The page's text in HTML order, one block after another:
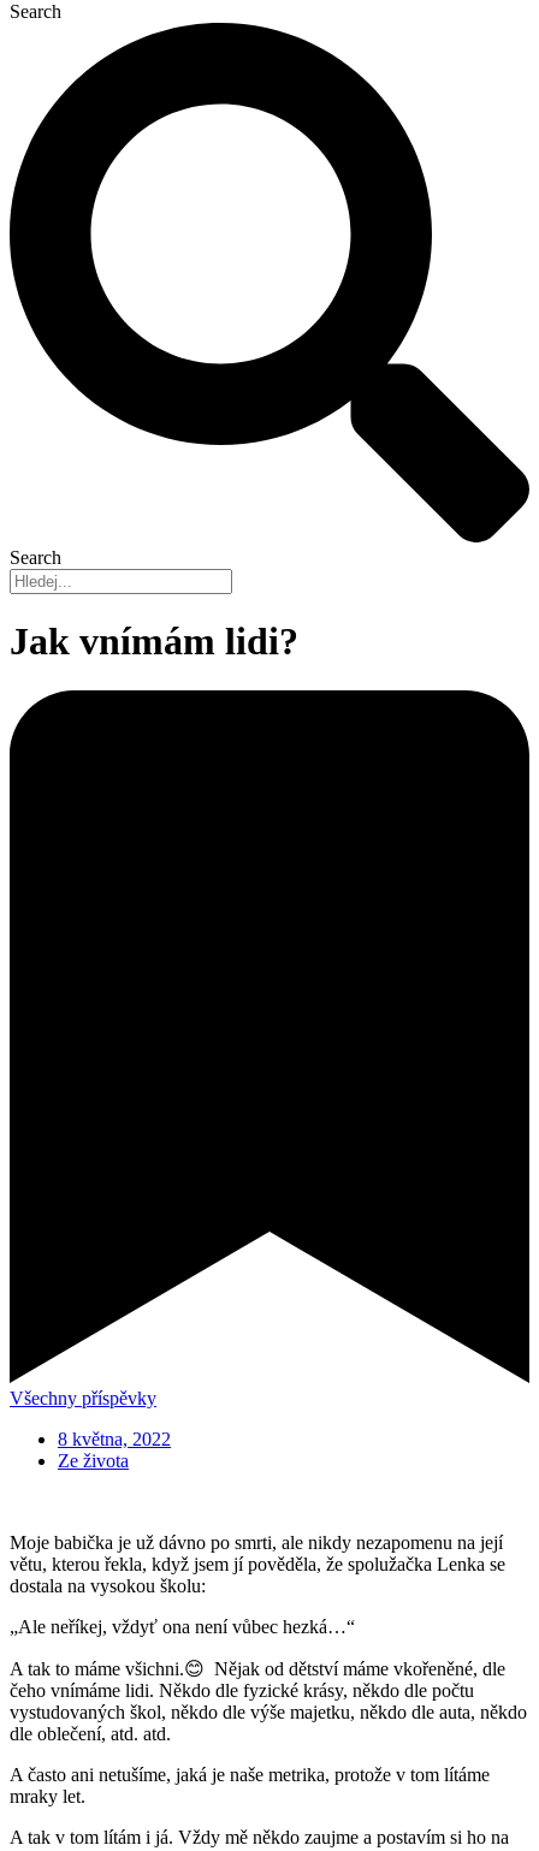
Search
Search
Jak vnímám lidi?
Všechny příspěvky
8 května, 2022
Ze života
Moje babička je už dávno po smrti, ale nikdy nezapomenu na její
větu, kterou řekla, když jsem jí pověděla, že spolužačka Lenka se
dostala na vysokou školu:
„Ale neříkej, vždyť ona není vůbec hezká…“
A tak to máme všichni.😊 Nějak od dětství máme vkořeněné, dle
čeho vnímáme lidi. Někdo dle fyzické krásy, někdo dle počtu
vystudovaných škol, někdo dle výše majetku, někdo dle auta, někdo
dle oblečení, atd. atd.
A často ani netušíme, jaká je naše metrika, protože v tom lítáme
mraky let.
A tak v tom lítám i já. Vždy mě někdo zaujme a postavím si ho na